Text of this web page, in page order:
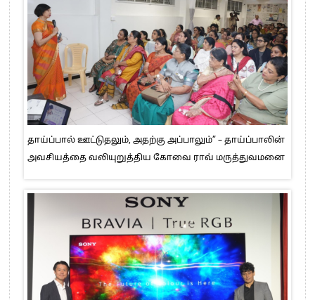
தாய்ப்பால் ஊட்டுதலும், அதற்கு அப்பாலும்” – தாய்ப்பாலின்
அவசியத்தை வலியுறுத்திய கோவை ராவ் மருத்துவமனை